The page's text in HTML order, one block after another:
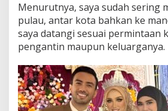
Menurutnya, saya sudah sering
pulau, antar kota bahkan ke
saya datangi sesuai permintaan
pengantin maupun keluarganya.